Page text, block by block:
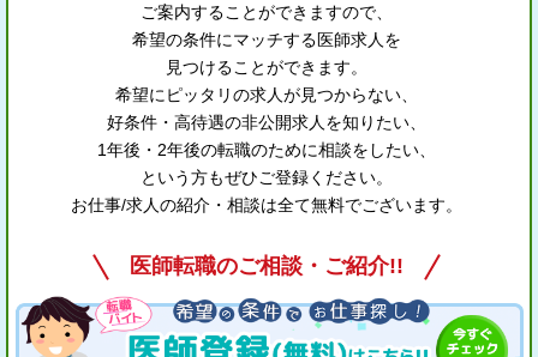
ご案内することができますので、
希望の条件にマッチする医師求人を
見つけることができます。
希望にピッタリの求人が見つからない、
好条件・高待遇の非公開求人を知りたい、
1年後・2年後の転職のために相談をしたい、
という方もぜひご登録ください。
お仕事/求人の紹介・相談は全て無料でございます。
医師転職のご相談・ご紹介!!